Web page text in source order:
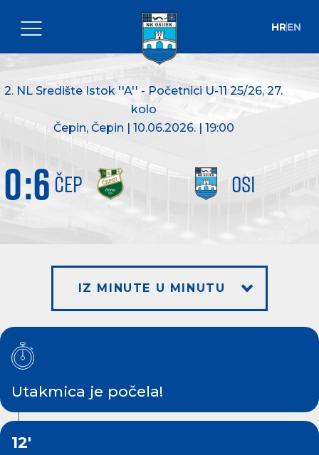
HREN
2. NL Središte Istok ''A'' - Početnici U-11 25/26, 27.
kolo
Čepin, Čepin | 10.06.2026. | 19:00
ČEP OSI
0:6
IZ MINUTE U MINUTU
Utakmica je počela!
12'